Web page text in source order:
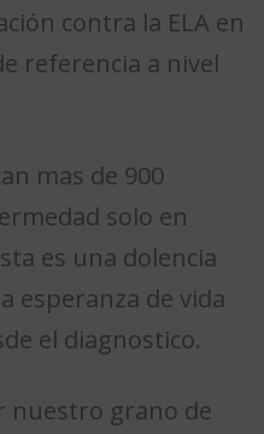
contra la ELA en
referencia a nivel
mas de 900
solo en
es una dolencia
esperanza de vida
el diagnostico.
nuestro grano de